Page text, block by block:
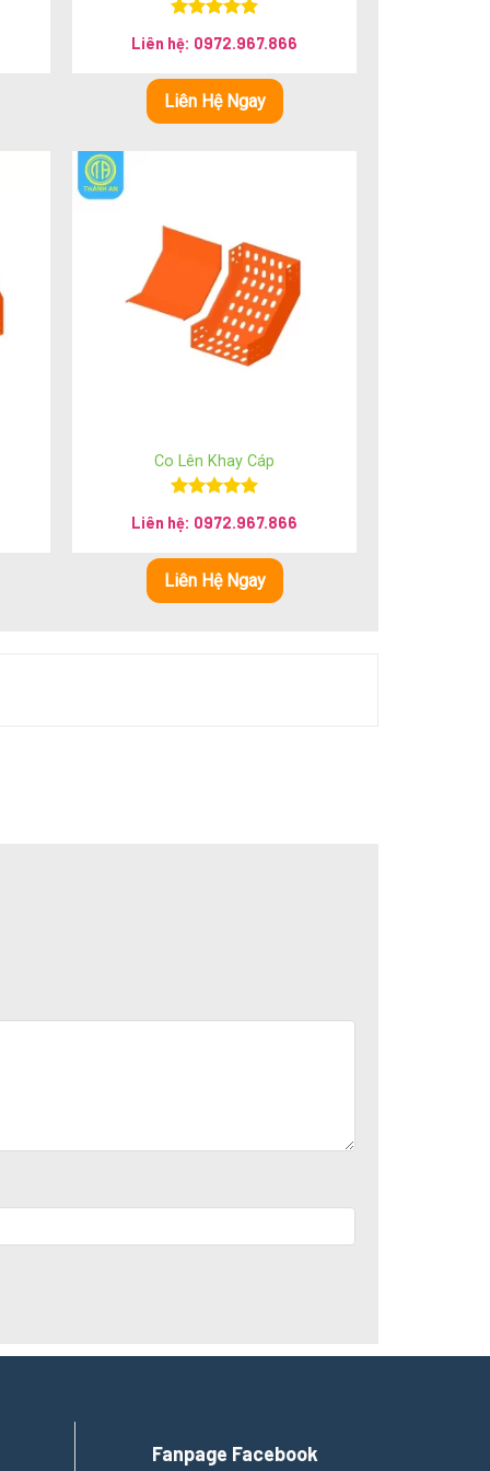
hạng5.00
Liên hệ: 0972.967.866
Liên Hệ Ngay
Co Lên Khay Cáp
hạng5.00
Liên hệ: 0972.967.866
Liên Hệ Ngay
Fanpage Facebook